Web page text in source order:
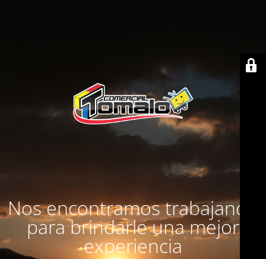
Nos encontramos trabajando
para brindarle una mejor
experiencia